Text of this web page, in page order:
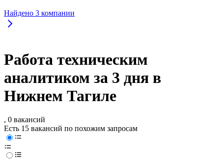
Найдено 3 компании
Работа техническим
аналитиком за 3 дня в
Нижнем Тагиле
, 0 вакансий
Есть 15 вакансий по похожим запросам